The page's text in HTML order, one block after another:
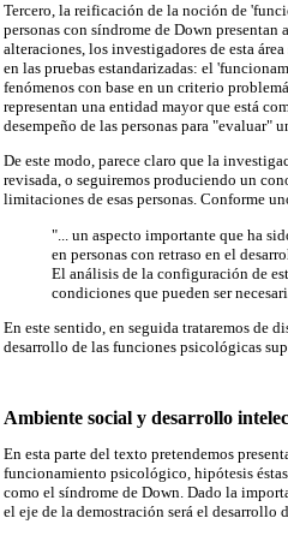
Tercero, la reificación de la noción de
personas con síndrome de Down
alteraciones, los investigadores de esta
en las pruebas estandarizadas: el
fenómenos con base en un criterio
representan una entidad mayor que está
desempeño de las personas para
De este modo, parece claro que la
revisada, o seguiremos produciendo un
limitaciones de esas personas. Conforme
"... un aspecto importante que ha
en personas con retraso en el
El análisis de la configuración de
condiciones que pueden ser
En este sentido, en seguida trataremos de
desarrollo de las funciones psicológicas
Ambiente social y desarrollo
En esta parte del texto pretendemos
funcionamiento psicológico, hipótesis
como el síndrome de Down. Dado la
el eje de la demostración será el desarrollo